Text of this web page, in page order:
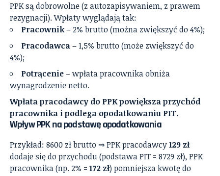
PPK są dobrowolne (z autozapisywaniem, z prawem
rezygnacji). Wpłaty wyglądają tak:
Pracownik– 2% brutto (można zwiększyć do 4%);
Pracodawca– 1,5% brutto (może zwiększyć do
4%);
Potrącenie– wpłata pracownika obniża
wynagrodzenie netto.
Wpłata pracodawcy do PPK powiększa przychód
pracownika i podlega opodatkowaniu PIT.
Wpływ PPK na podstawę opodatkowania
Przykład: 8600 zł brutto ⇒ PPK pracodawcy129 zł
dodaje się do przychodu (podstawa PIT = 8729 zł), PPK
pracownika (np. 2% = 172 zł) pomniejsza kwotę do